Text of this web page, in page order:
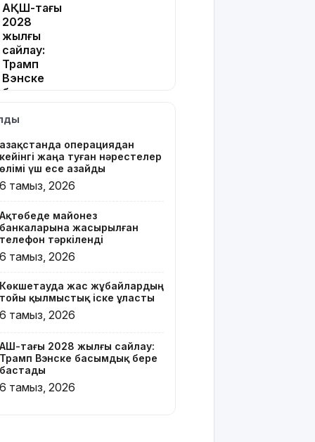
АҚШ-тағы
2028
жылғы
сайлау:
Трамп
Вэнске
басымдық
бастады
Онлайн-
казиноны
жарнамалаған
Қайсар
жылға
сотталуы
мүмкін
облысында
жылына 6
мың тонна
өндіретін
құс
фабрикасы
ашылды
Қазақстанда операциядан
кейінгі жаңа туған нәрестелер
өлімі үш есе азайды
6 тамыз, 2026
Ақтөбеде майонез
банкаларына жасырылған
телефон тәркіленді
6 тамыз, 2026
Көкшетауда жас жұбайлардың
тойы қылмыстық іске ұласты
6 тамыз, 2026
АҚШ-тағы 2028 жылғы сайлау:
Трамп Вэнске басымдық бере
бастады
6 тамыз, 2026